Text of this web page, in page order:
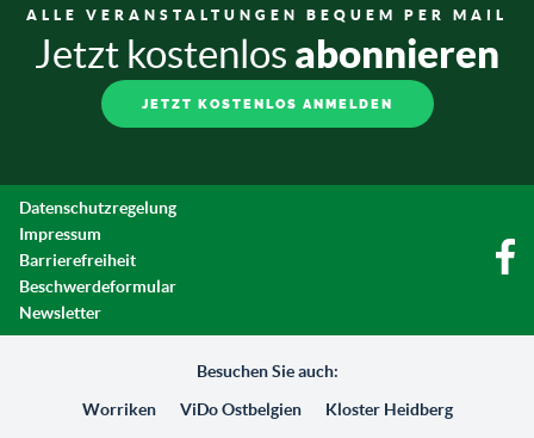
ALLE VERANSTALTUNGEN BEQUEM PER MAIL
Jetzt kostenlos abonnieren
JETZT KOSTENLOS ANMELDEN
Datenschutzregelung
Impressum
Barrierefreiheit
Beschwerdeformular
Newsletter
Besuchen Sie auch:
Worriken
ViDo Ostbelgien Kloster Heidberg